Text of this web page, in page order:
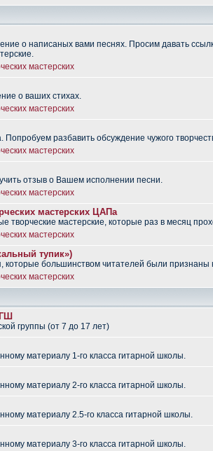
о написаных вами песнях. Просим давать
мастерских
о ваших стихах.
мастерских
Попробуем разбавить обсуждение чужого
мастерских
отзыв о Вашем исполнении песни.
мастерских
мастерских ЦАПа
творческие мастерские, которые раз в месяц
мастерских
тупик»)
большинством читателей были признаны
мастерских
группы (от 7 до 17 лет)
материалу 1-го класса гитарной школы.
материалу 2-го класса гитарной школы.
материалу 2.5-го класса гитарной школы.
материалу 3-го класса гитарной школы.